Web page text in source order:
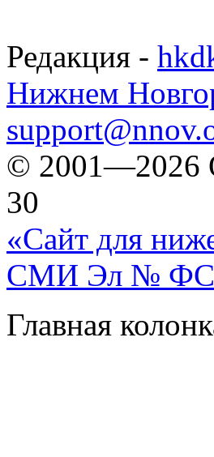
Редакция -
Нижнем
© 2001—2026
30
«Сайт для
СМИ Эл №
Главная